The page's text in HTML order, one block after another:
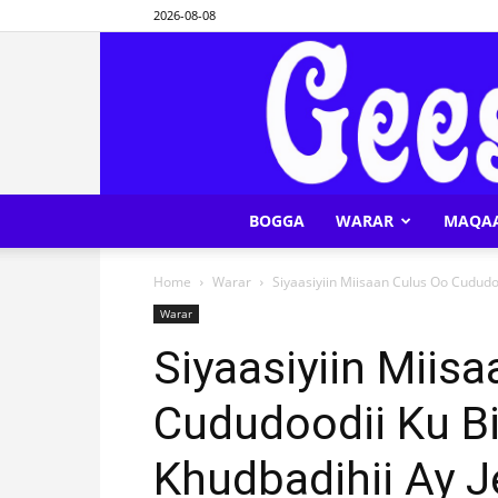
2026-08-08
BOGGA WARAR
Home Warar Siyaasiyiin Miisaan Culus Oo
Warar
Siyaasiyiin
Cududoodii Ku
Khudbadihii Ay